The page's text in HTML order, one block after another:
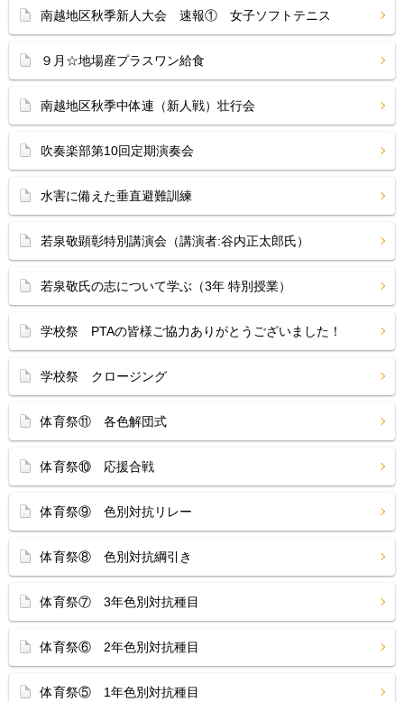
南越地区秋季新人大会 速報① 女子ソフトテニス
９月☆地場産プラスワン給食
南越地区秋季中体連（新人戦）壮行会
吹奏楽部第10回定期演奏会
水害に備えた垂直避難訓練
若泉敬顕彰特別講演会（講演者:谷内正太郎氏）
若泉敬氏の志について学ぶ（3年 特別授業）
学校祭 PTAの皆様ご協力ありがとうございました！
学校祭 クロージング
体育祭⑪ 各色解団式
体育祭⑩ 応援合戦
体育祭⑨ 色別対抗リレー
体育祭⑧ 色別対抗綱引き
体育祭⑦ 3年色別対抗種目
体育祭⑥ 2年色別対抗種目
体育祭⑤ 1年色別対抗種目